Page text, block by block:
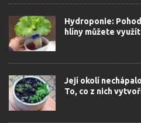
Hydroponie:
hlíny můžete
Její okolí
To, co z nich